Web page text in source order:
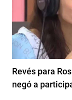
Revés para
negó a